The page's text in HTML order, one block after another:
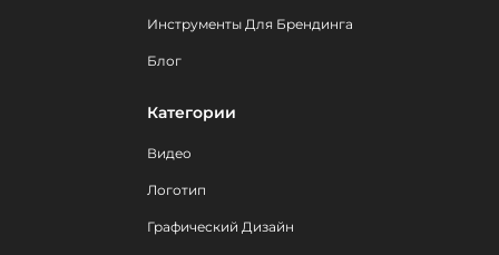
Инструменты Для Брендинга
Блог
Категории
Видео
Логотип
Графический Дизайн